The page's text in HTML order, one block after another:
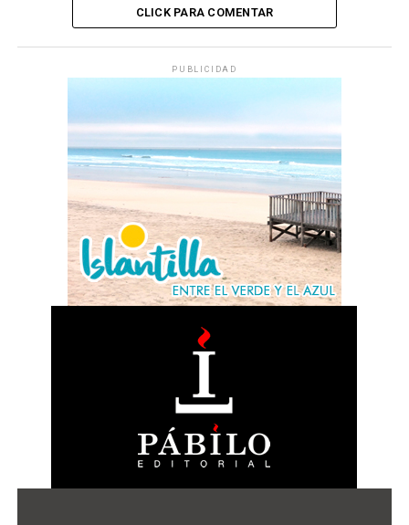
CLICK PARA COMENTAR
PUBLICIDAD